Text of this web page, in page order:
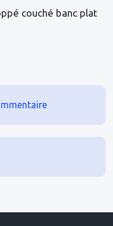
couché banc plat